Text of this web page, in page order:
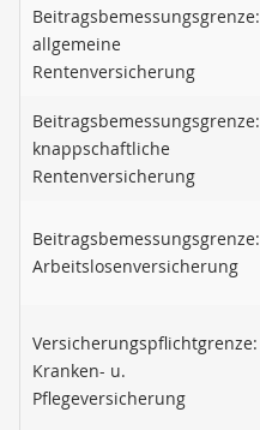
Beitragsbemessungsgrenze:
allgemeine
Rentenversicherung
Beitragsbemessungsgrenze:
knappschaftliche
Rentenversicherung
Beitragsbemessungsgrenze:
Arbeitslosenversicherung
Versicherungspflichtgrenze:
Kranken- u.
Pflegeversicherung